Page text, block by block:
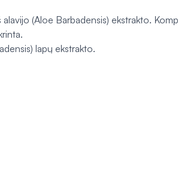
alavijo (Aloe Barbadensis) ekstrakto.
) lapų ekstrakto.